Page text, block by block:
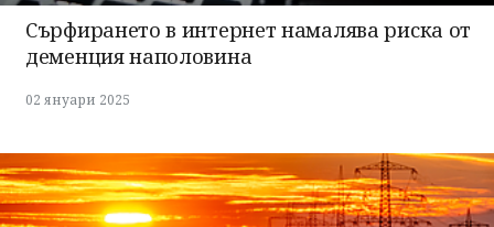
Сърфирането в интернет намалява риска от
деменция наполовина
02 януари 2025